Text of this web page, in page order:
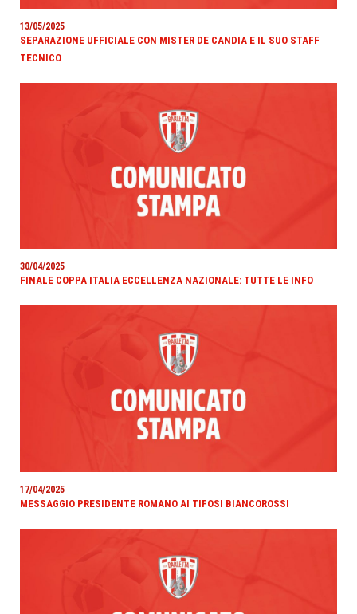
13/05/2025
SEPARAZIONE UFFICIALE CON MISTER DE CANDIA E IL SUO STAFF
TECNICO
30/04/2025
FINALE COPPA ITALIA ECCELLENZA NAZIONALE: TUTTE LE INFO
17/04/2025
MESSAGGIO PRESIDENTE ROMANO AI TIFOSI BIANCOROSSI